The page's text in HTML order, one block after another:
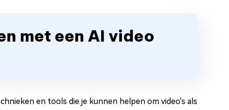
met een AI video
en tools die je kunnen helpen om video's als